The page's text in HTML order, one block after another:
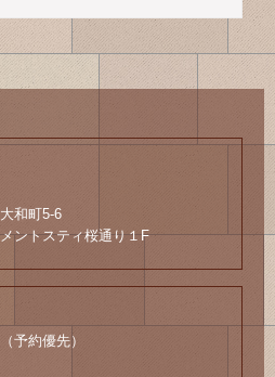
和町5-6
ントスティ桜通り１F
予約優先）